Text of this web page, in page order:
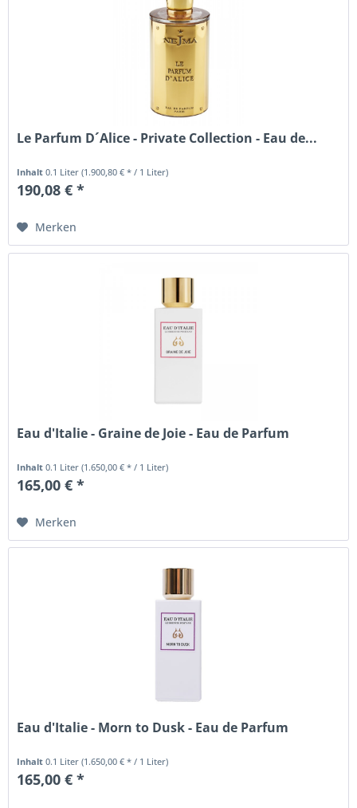
Le Parfum D´Alice - Private Collection - Eau de...
Inhalt0.1 Liter(1.900,80 € * / 1 Liter)
190,08 € *
Merken
Eau d'Italie - Graine de Joie - Eau de Parfum
Inhalt0.1 Liter(1.650,00 € * / 1 Liter)
165,00 € *
Merken
Eau d'Italie - Morn to Dusk - Eau de Parfum
Inhalt0.1 Liter(1.650,00 € * / 1 Liter)
165,00 € *